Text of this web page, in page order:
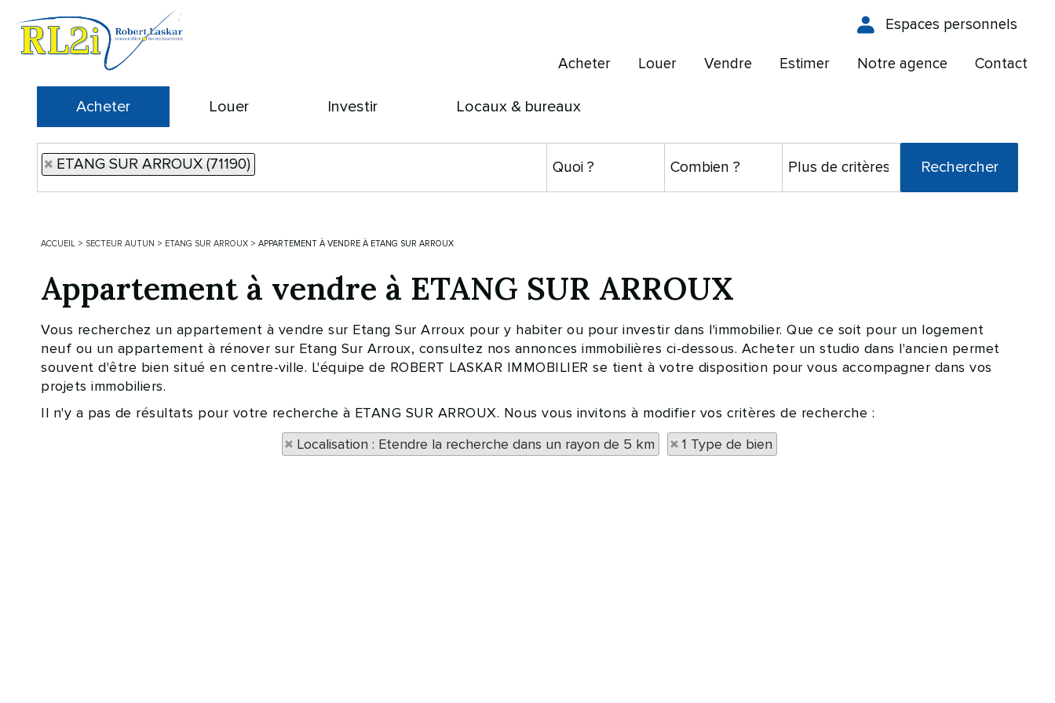
Espaces personnels
Acheter Louer Vendre Estimer Notre agence Contact
Acheter Louer Investir Locaux & bureaux
ETANG SUR ARROUX (71190)
ACCUEIL > SECTEUR AUTUN > ETANG SUR ARROUX > APPARTEMENT À VENDRE À ETANG SUR ARROUX
Appartement à vendre à ETANG SUR ARROUX
Vous recherchez un appartement à vendre sur Etang Sur Arroux pour y habiter ou pour investir dans l'immobilier. Que ce soit pour un logement
neuf ou un appartement à rénover sur Etang Sur Arroux, consultez nos annonces immobilières ci-dessous. Acheter un studio dans l'ancien permet
souvent d'être bien situé en centre-ville. L'équipe de ROBERT LASKAR IMMOBILIER se tient à votre disposition pour vous accompagner dans vos
projets immobiliers.
Il n'y a pas de résultats pour votre recherche à ETANG SUR ARROUX. Nous vous invitons à modifier vos critères de recherche :
Localisation : Etendre la recherche dans un rayon de 5 km
1 Type de bien